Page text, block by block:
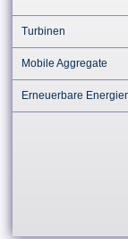
Turbinen
Mobile Aggregate
Erneuerbare